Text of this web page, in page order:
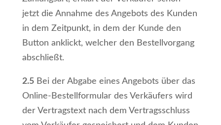
jetzt die Annahme des Angebots des Kunden
in dem Zeitpunkt, in dem der Kunde den
Button anklickt, welcher den Bestellvorgang
abschließt.
2.5Bei der Abgabe eines Angebots über das
Online-Bestellformular des Verkäufers wird
der Vertragstext nach dem Vertragsschluss